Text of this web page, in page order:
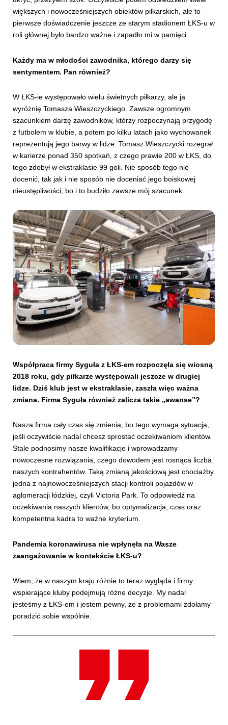
większych i nowocześniejszych obiektów piłkarskich, ale to
pierwsze doświadczenie jeszcze ze starym stadionem ŁKS-u w
roli głównej było bardzo ważne i zapadło mi w pamięci.
Każdy ma w młodości zawodnika, którego darzy się
sentymentem. Pan również?
W ŁKS-ie występowało wielu świetnych piłkarzy, ale ja
wyróżnię Tomasza Wieszczyckiego. Zawsze ogromnym
szacunkiem darzę zawodników, którzy rozpoczynają przygodę
z futbolem w klubie, a potem po kilku latach jako wychowanek
reprezentują jego barwy w lidze. Tomasz Wieszczycki rozegrał
w karierze ponad 350 spotkań, z czego prawie 200 w ŁKS, do
tego zdobył w ekstraklasie 99 goli. Nie sposób tego nie
docenić, tak jak i nie sposób nie doceniać jego boiskowej
nieustępliwości, bo i to budziło zawsze mój szacunek.
Współpraca firmy Syguła z ŁKS-em rozpoczęła się wiosną
2018 roku, gdy piłkarze występowali jeszcze w drugiej
lidze. Dziś klub jest w ekstraklasie, zaszła więc ważna
zmiana. Firma Syguła również zalicza takie „awanse”?
Nasza firma cały czas się zmienia, bo tego wymaga sytuacja,
jeśli oczywiście nadal chcesz sprostać oczekiwaniom klientów.
Stale podnosimy nasze kwalifikacje i wprowadzamy
nowoczesne rozwiązania, czego dowodem jest rosnąca liczba
naszych kontrahentów. Taką zmianą jakościową jest chociażby
jedna z najnowocześniejszych stacji kontroli pojazdów w
aglomeracji łódzkiej, czyli Victoria Park. To odpowiedź na
oczekiwania naszych klientów, bo optymalizacja, czas oraz
kompetentna kadra to ważne kryterium.
Pandemia koronawirusa nie wpłynęła na Wasze
zaangażowanie w kontekście ŁKS-u?
Wiem, że w naszym kraju różnie to teraz wygląda i firmy
wspierające kluby podejmują różne decyzje. My nadal
jesteśmy z ŁKS-em i jestem pewny, że z problemami zdołamy
poradzić sobie wspólnie.